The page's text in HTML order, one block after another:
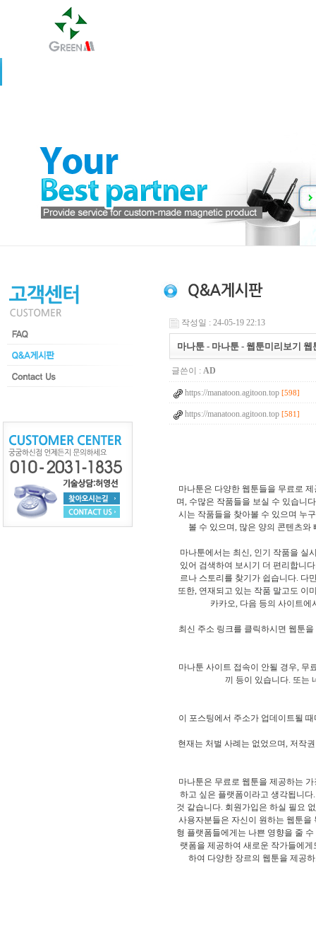
작성일 : 24-05-19 22:13
마나툰 - 마나툰 - 웹툰미리보기 웹
글쓴이 : AD
https://manatoon.agitoon.top [598]
https://manatoon.agitoon.top [581]
마나툰은 다양한 웹툰들을 무료로
며, 수많은 작품들을 보실 수 있습니
시는 작품들을 찾아볼 수 있으며 누
볼 수 있으며, 많은 양의 콘텐츠와
마나툰에서는 최신, 인기 작품을 실
있어 검색하여 보시기 더 편리합니
르나 스토리를 찾기가 쉽습니다. 다
또한, 연재되고 있는 작품 말고도 이
카카오, 다음 등의 사이트
최신 주소 링크를 클릭하시면 웹툰
마나툰 사이트 접속이 안될 경우, 무
끼 등이 있습니다. 또는
이 포스팅에서 주소가 업데이트될
현재는 처벌 사례는 없었으며, 저작
마나툰은 무료로 웹툰을 제공하는
하고 싶은 플랫폼이라고 생각됩니
것 같습니다. 회원가입은 하실 필요
사용자분들은 자신이 원하는 웹툰을
형 플랫폼들에게는 나쁜 영향을 줄
랫폼을 제공하여 새로운 작가들에
하여 다양한 장르의 웹툰을 제공